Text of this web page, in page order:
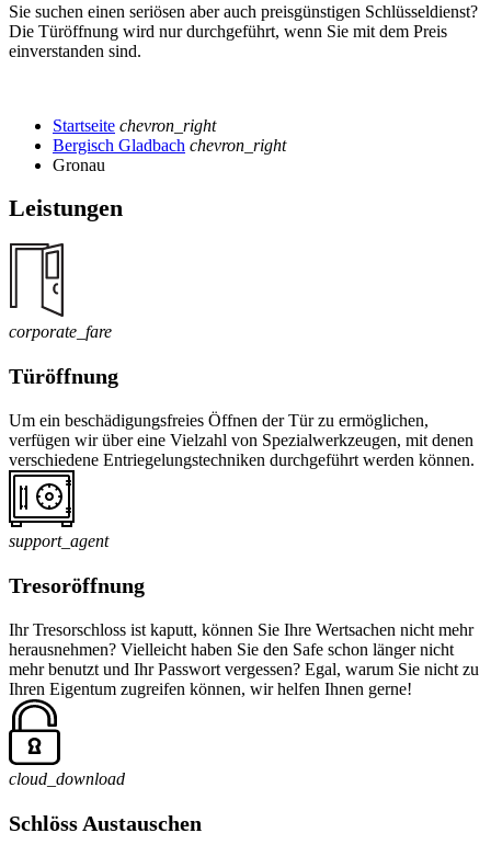
Sie suchen einen seriösen aber auch preisgünstigen Schlüsseldienst?
Die Türöffnung wird nur durchgeführt, wenn Sie mit dem Preis
einverstanden sind.
Startseite chevron_right
Bergisch Gladbach chevron_right
Gronau
Leistungen
corporate_fare
Türöffnung
Um ein beschädigungsfreies Öffnen der Tür zu ermöglichen,
verfügen wir über eine Vielzahl von Spezialwerkzeugen, mit denen
verschiedene Entriegelungstechniken durchgeführt werden können.
support_agent
Tresoröffnung
Ihr Tresorschloss ist kaputt, können Sie Ihre Wertsachen nicht mehr
herausnehmen? Vielleicht haben Sie den Safe schon länger nicht
mehr benutzt und Ihr Passwort vergessen? Egal, warum Sie nicht zu
Ihren Eigentum zugreifen können, wir helfen Ihnen gerne!
cloud_download
Schlöss Austauschen